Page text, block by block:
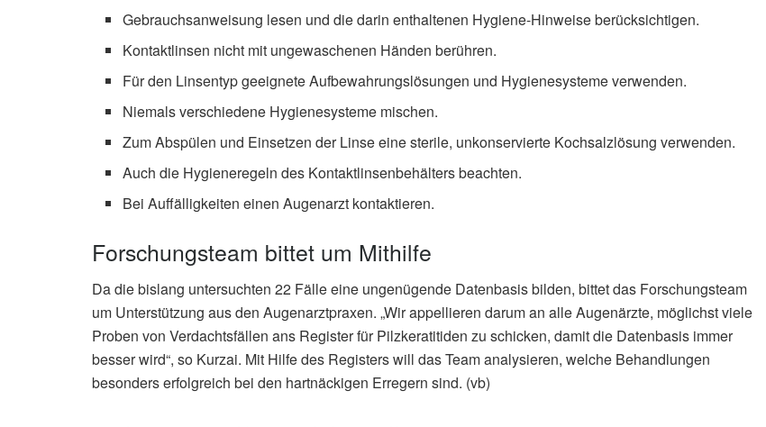
Gebrauchsanweisung lesen und die darin enthaltenen Hygiene-Hinweise berücksichtigen.
Kontaktlinsen nicht mit ungewaschenen Händen berühren.
Für den Linsentyp geeignete Aufbewahrungslösungen und Hygienesysteme verwenden.
Niemals verschiedene Hygienesysteme mischen.
Zum Abspülen und Einsetzen der Linse eine sterile, unkonservierte Kochsalzlösung verwenden.
Auch die Hygieneregeln des Kontaktlinsenbehälters beachten.
Bei Auffälligkeiten einen Augenarzt kontaktieren.
Forschungsteam bittet um Mithilfe
Da die bislang untersuchten 22 Fälle eine ungenügende Datenbasis bilden, bittet das Forschungsteam
um Unterstützung aus den Augenarztpraxen. „Wir appellieren darum an alle Augenärzte, möglichst viele
Proben von Verdachtsfällen ans Register für Pilzkeratitiden zu schicken, damit die Datenbasis immer
besser wird“, so Kurzai. Mit Hilfe des Registers will das Team analysieren, welche Behandlungen
besonders erfolgreich bei den hartnäckigen Erregern sind. (vb)